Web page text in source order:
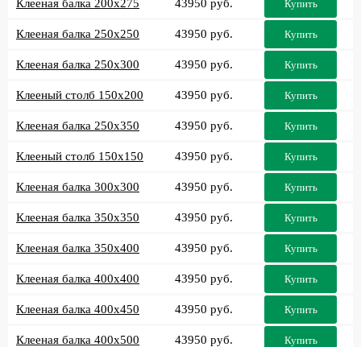
Клееная балка 200x275 43950 руб. Купить
Клееная балка 250x250 43950 руб. Купить
Клееная балка 250x300 43950 руб. Купить
Клееный столб 150x200 43950 руб. Купить
Клееная балка 250x350 43950 руб. Купить
Клееный столб 150x150 43950 руб. Купить
Клееная балка 300x300 43950 руб. Купить
Клееная балка 350x350 43950 руб. Купить
Клееная балка 350x400 43950 руб. Купить
Клееная балка 400x400 43950 руб. Купить
Клееная балка 400x450 43950 руб. Купить
Клееная балка 400x500 43950 руб. Купить